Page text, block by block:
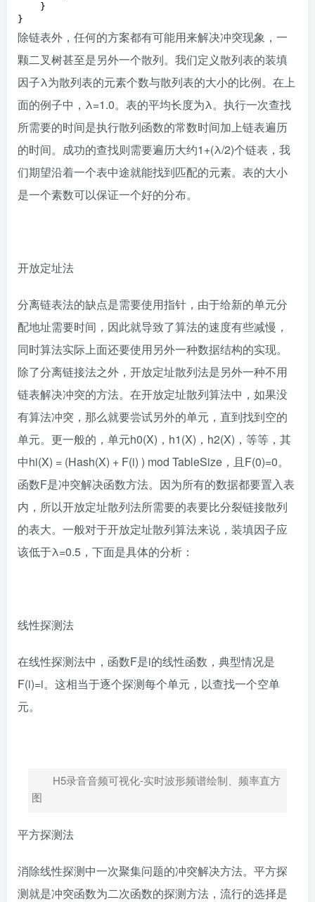
    }
}
除链表外，任何的方案都有可能用来解决冲突现象，一
颗二叉树甚至是另外一个散列。我们定义散列表的装填
因子λ为散列表的元素个数与散列表的大小的比例。在上
面的例子中，λ=1.0。表的平均长度为λ。执行一次查找
所需要的时间是执行散列函数的常数时间加上链表遍历
的时间。成功的查找则需要遍历大约1+(λ/2)个链表，我
们期望沿着一个表中途就能找到匹配的元素。表的大小
是一个素数可以保证一个好的分布。
开放定址法
分离链表法的缺点是需要使用指针，由于给新的单元分
配地址需要时间，因此就导致了算法的速度有些减慢，
同时算法实际上面还要使用另外一种数据结构的实现。
除了分离链接法之外，开放定址散列法是另外一种不用
链表解决冲突的方法。在开放定址散列算法中，如果没
有算法冲突，那么就要尝试另外的单元，直到找到空的
单元。更一般的，单元h0(X)，h1(X)，h2(X)，等等，其
中hi(X) = (Hash(X) + F(i) ) mod TableSize，且F(0)=0。
函数F是冲突解决函数方法。因为所有的数据都要置入表
内，所以开放定址散列法所需要的表要比分裂链接散列
的表大。一般对于开放定址散列算法来说，装填因子应
该低于λ=0.5，下面是具体的分析：
线性探测法
在线性探测法中，函数F是i的线性函数，典型情况是
F(i)=i。这相当于逐个探测每个单元，以查找一个空单
元。
H5录音音频可视化-实时波形频谱绘制、频率直方
图
平方探测法
消除线性探测中一次聚集问题的冲突解决方法。平方探
测就是冲突函数为二次函数的探测方法，流行的选择是